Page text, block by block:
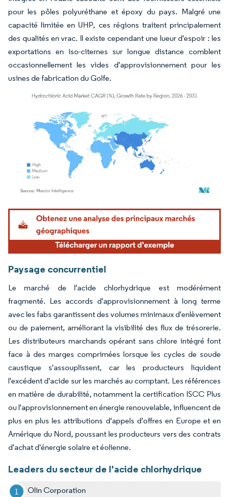
pour les pôles polyuréthane et époxy du pays. Malgré une
capacité limitée en UHP, ces régions traitent principalement
des qualités en vrac. Il existe cependant une lueur d'espoir : les
exportations en iso-citernes sur longue distance comblent
occasionnellement les vides d'approvisionnement pour les
usines de fabrication du Golfe.
Image © Mordor Intelligence. La réutilisation nécessite une attribution sous CC BY
Paysage concurrentiel
Le marché de l'acide chlorhydrique est modérément
fragmenté. Les accords d'approvisionnement à long terme
avec les fabs garantissent des volumes minimaux d'enlèvement
ou de paiement, améliorant la visibilité des flux de trésorerie.
Les distributeurs marchands opérant sans chlore intégré font
face à des marges comprimées lorsque les cycles de soude
caustique s'assouplissent, car les producteurs liquident
l'excédent d'acide sur les marchés au comptant. Les références
en matière de durabilité, notamment la certification ISCC Plus
ou l'approvisionnement en énergie renouvelable, influencent de
plus en plus les attributions d'appels d'offres en Europe et en
Amérique du Nord, poussant les producteurs vers des contrats
d'achat d'énergie solaire et éolienne.
Leaders du secteur de l'acide chlorhydrique
Olin Corporation